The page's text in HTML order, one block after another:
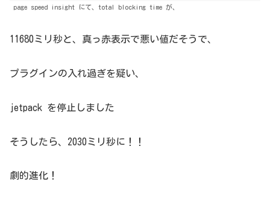
page speed insight にて、total blocking time が、
11680ミリ秒と、真っ赤表示で悪い値だそうで、
プラグインの入れ過ぎを疑い、
jetpack を停止しました
そうしたら、2030ミリ秒に！！
劇的進化！